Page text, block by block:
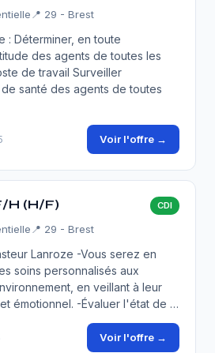
📍 29 - Brest
: Déterminer, en toute
des agents de toutes les
de travail Surveiller
santé des agents de toutes
Voir l'offre →
H (H/F) CDI
📍 29 - Brest
Lanroze -Vous serez en
soins personnalisés aux
en veillant à leur
émotionnel. -Évaluer l'état de …
Voir l'offre →